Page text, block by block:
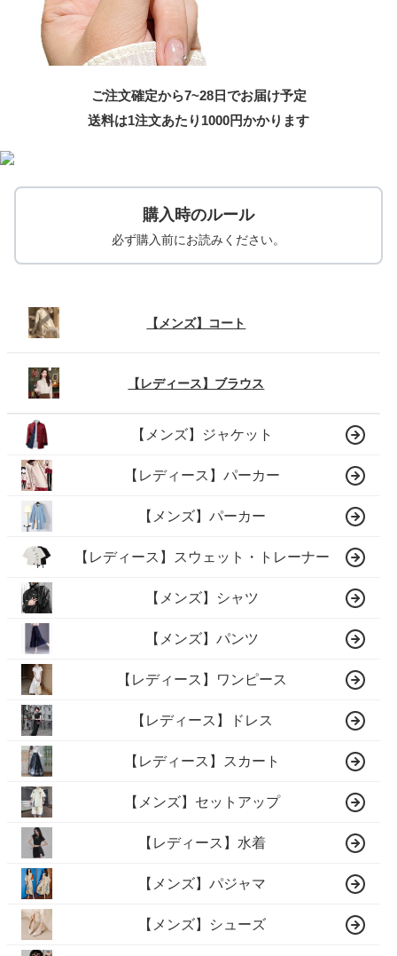
ご注文確定から7~28日でお届け予定
送料は1注文あたり 1000円かかります
購入時のルール
必ず購入前にお読みください。
【メンズ】コート
【レディース】ブラウス
【メンズ】ジャケット
【レディース】パーカー
【メンズ】パーカー
【レディース】スウェット・トレーナー
【メンズ】シャツ
【メンズ】パンツ
【レディース】ワンピース
【レディース】ドレス
【レディース】スカート
【メンズ】セットアップ
【レディース】水着
【メンズ】パジャマ
【メンズ】シューズ